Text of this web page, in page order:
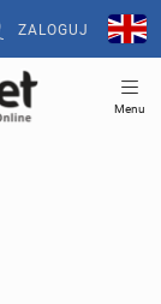
ZALOGUJ
Menu